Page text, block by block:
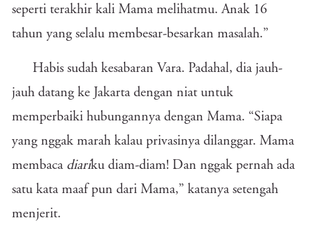
seperti terakhir kali Mama melihatmu. Anak 16
tahun yang selalu membesar-besarkan masalah.”
Habis sudah kesabaran Vara. Padahal, dia jauh-
jauh datang ke Jakarta dengan niat untuk
memperbaiki hubungannya dengan Mama. “Siapa
yang nggak marah kalau privasinya dilanggar. Mama
membaca diariku diam-diam! Dan nggak pernah ada
satu kata maaf pun dari Mama,” katanya setengah
menjerit.